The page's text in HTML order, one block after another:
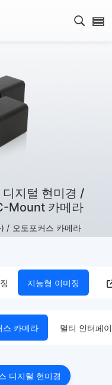
검색
지털 현미경 /
Mount 카메라
) / 오토포커스 카메라
지능형 이미징
스 카메라 멀티 인터페
디지털 현미경